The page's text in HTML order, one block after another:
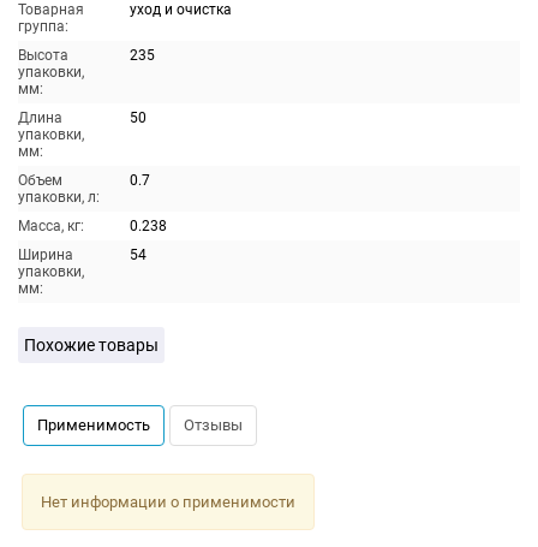
Товарная
группа:
уход и очистка
Высота
упаковки,
мм:
235
Длина
упаковки,
мм:
50
Объем
упаковки, л:
0.7
Масса, кг:
0.238
Ширина
упаковки,
мм:
54
Похожие товары
Применимость Отзывы
Нет информации о применимости